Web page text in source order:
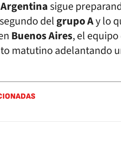
sigue
delgrupo Ay lo
BuenosAires, el equipo
matutino adelantando